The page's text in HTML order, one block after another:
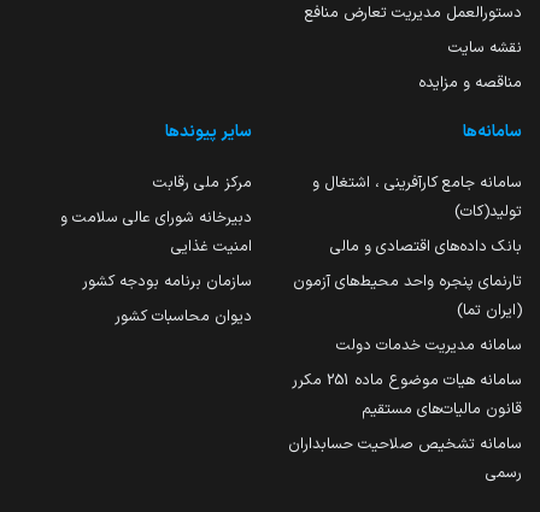
دستورالعمل مدیریت تعارض منافع
نقشه سایت
مناقصه و مزایده
سامانه‌ها
سامانه جامع کارآفرینی ، اشتغال و
تولید(کات)
بانک داده‌های اقتصادی و مالی
تارنمای پنجره واحد محیط‌های آزمون
(ایران تما)
سامانه مدیریت خدمات دولت
سامانه هیات موضوع ماده 251 مکرر
قانون مالیات‌های مستقیم
سامانه تشخیص صلاحیت حسابداران
رسمی
سایر پیوندها
مرکز ملی رقابت
دبیرخانه شورای عالی سلامت و
امنیت غذایی
سازمان برنامه بودجه کشور
دیوان محاسبات کشور